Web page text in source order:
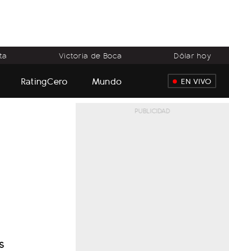
Victoria de Boca Dólar hoy
RatingCero Mundo EN VIVO